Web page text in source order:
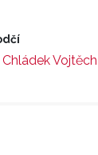
Chládek Vojtěch